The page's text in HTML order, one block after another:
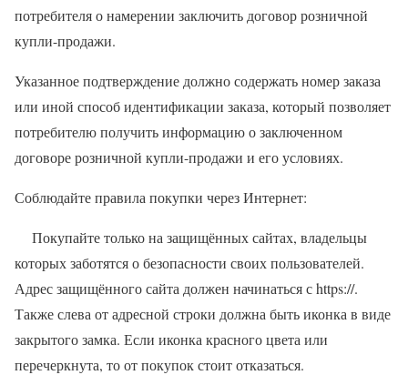
потребителя о намерении заключить договор розничной
купли-продажи.
Указанное подтверждение должно содержать номер заказа
или иной способ идентификации заказа, который позволяет
потребителю получить информацию о заключенном
договоре розничной купли-продажи и его условиях.
Соблюдайте правила покупки через Интернет:
Покупайте только на защищённых сайтах, владельцы
которых заботятся о безопасности своих пользователей.
Адрес защищённого сайта должен начинаться с https://.
Также слева от адресной строки должна быть иконка в виде
закрытого замка. Если иконка красного цвета или
перечеркнута, то от покупок стоит отказаться.